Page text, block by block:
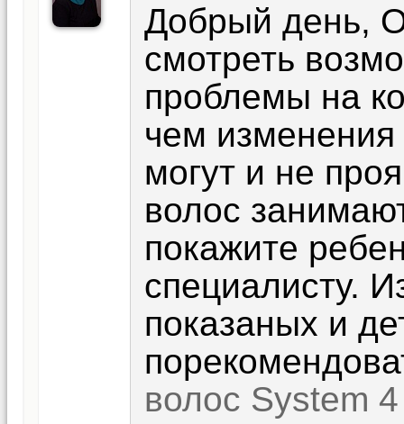
Добрый день,
смотреть
проблемы на
чем изменения
могут и не
волос
покажите
специалисту.
показаных и
волос System 4